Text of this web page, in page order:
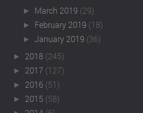
► March 2019 (29)
► February 2019 (18)
►January 2019 (36)
► 2018 (245)
► 2017 (127)
► 2016 (51)
► 2015 (58)